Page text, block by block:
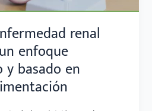
renal
enfoque
basado en
BASADO
PATRONES